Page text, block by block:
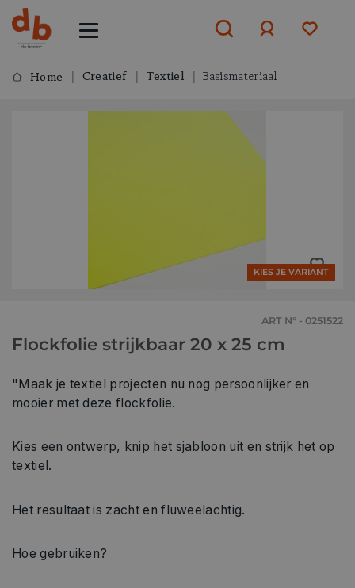
Home Creatief Textiel Basismateriaal
KIES JE VARIANT
ART N° - 0251522
Flockfolie strijkbaar 20 x 25 cm
"Maak je textiel projecten nu nog persoonlijker en
mooier met deze flockfolie.
Kies een ontwerp, knip het sjabloon uit en strijk het op
textiel.
Het resultaat is zacht en fluweelachtig.
Hoe gebruiken?